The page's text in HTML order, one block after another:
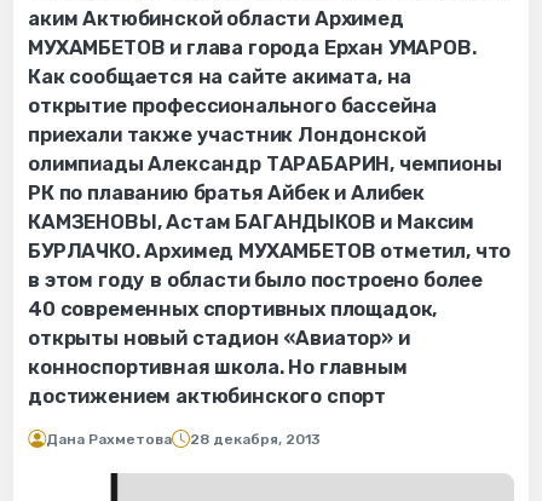
аким Актюбинской области Архимед
МУХАМБЕТОВ и глава города Ерхан УМАРОВ.
Как сообщается на сайте акимата, на
открытие профессионального бассейна
приехали также участник Лондонской
олимпиады Александр ТАРАБАРИН, чемпионы
РК по плаванию братья Айбек и Алибек
КАМЗЕНОВЫ, Астам БАГАНДЫКОВ и Максим
БУРЛАЧКО. Архимед МУХАМБЕТОВ отметил, что
в этом году в области было построено более
40 современных спортивных площадок,
открыты новый стадион «Авиатор» и
конноспортивная школа. Но главным
достижением актюбинского спорт
Дана Рахметова 28 декабря, 2013